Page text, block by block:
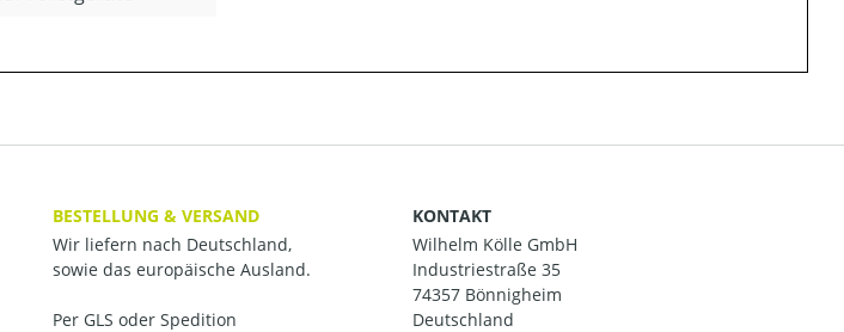
BESTELLUNG & VERSAND
Wir liefern nach Deutschland,
sowie das europäische Ausland.
Per GLS oder Spedition
KONTAKT
Wilhelm Kölle GmbH
Industriestraße 35
74357 Bönnigheim
Deutschland